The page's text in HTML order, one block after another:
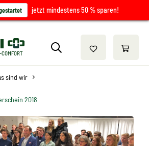
jetzt mindestens 50 % sparen!
sind wir
2018